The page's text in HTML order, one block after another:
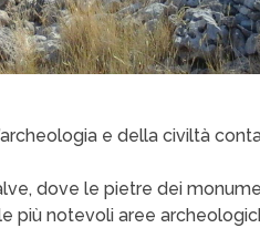
e della civiltà
dove le pietre dei
più notevoli aree